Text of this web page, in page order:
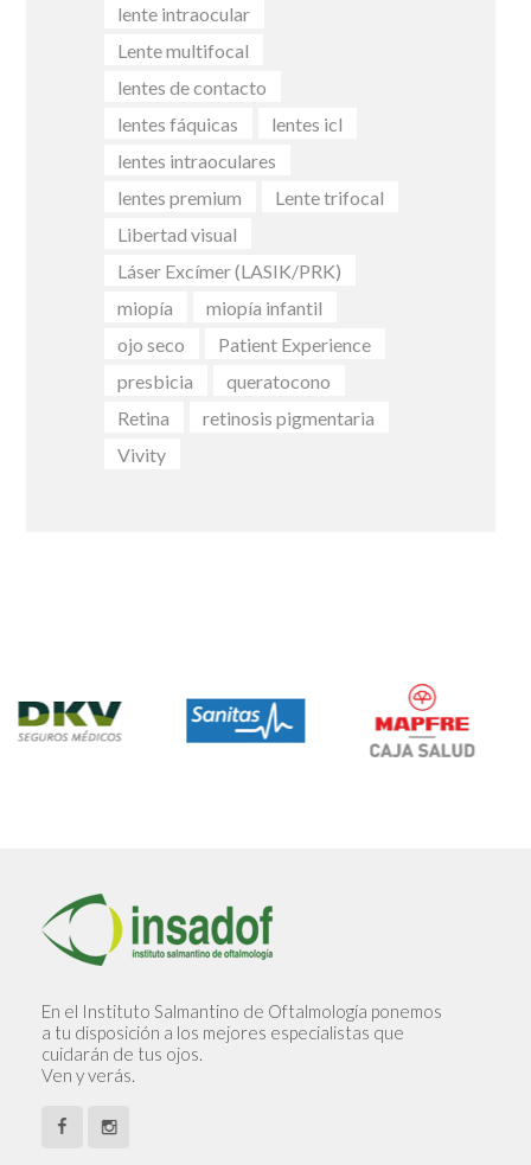
lente intraocular
Lente multifocal
lentes de contacto
lentes fáquicas
lentes icl
lentes intraoculares
lentes premium
Lente trifocal
Libertad visual
Láser Excímer (LASIK/PRK)
miopía
miopía infantil
ojo seco
Patient Experience
presbicia
queratocono
Retina
retinosis pigmentaria
Vivity
En el Instituto Salmantino de Oftalmología ponemos
a tu disposición a los mejores especialistas que
cuidarán de tus ojos.
Ven y verás.